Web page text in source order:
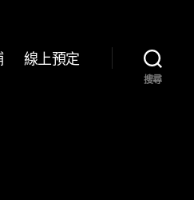
線上預定
搜尋